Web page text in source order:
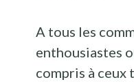
A tous les
enthousiastes
compris à ceux